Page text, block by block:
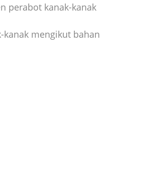
perabot kanak-kanak
kanak mengikut bahan